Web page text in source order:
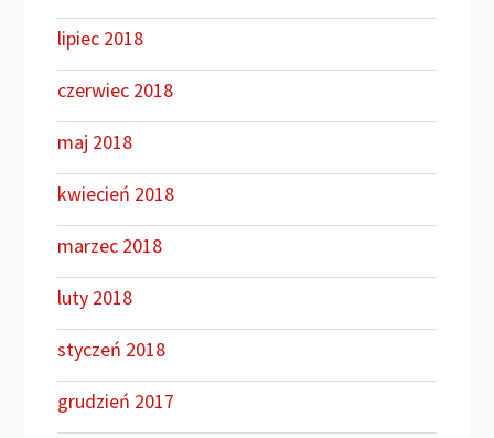
lipiec 2018
czerwiec 2018
maj 2018
kwiecień 2018
marzec 2018
luty 2018
styczeń 2018
grudzień 2017